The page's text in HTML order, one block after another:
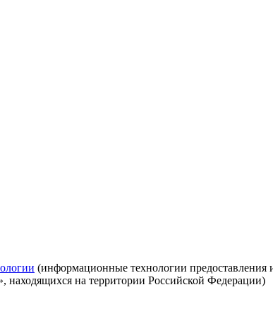
(информационные технологии предоставления
находящихся на территории Российской Федерации)